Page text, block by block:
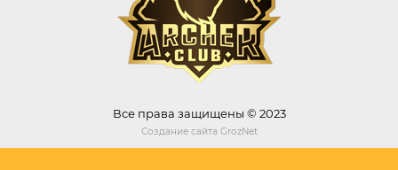
Все права защищены © 2023
Создание сайта GrozNet